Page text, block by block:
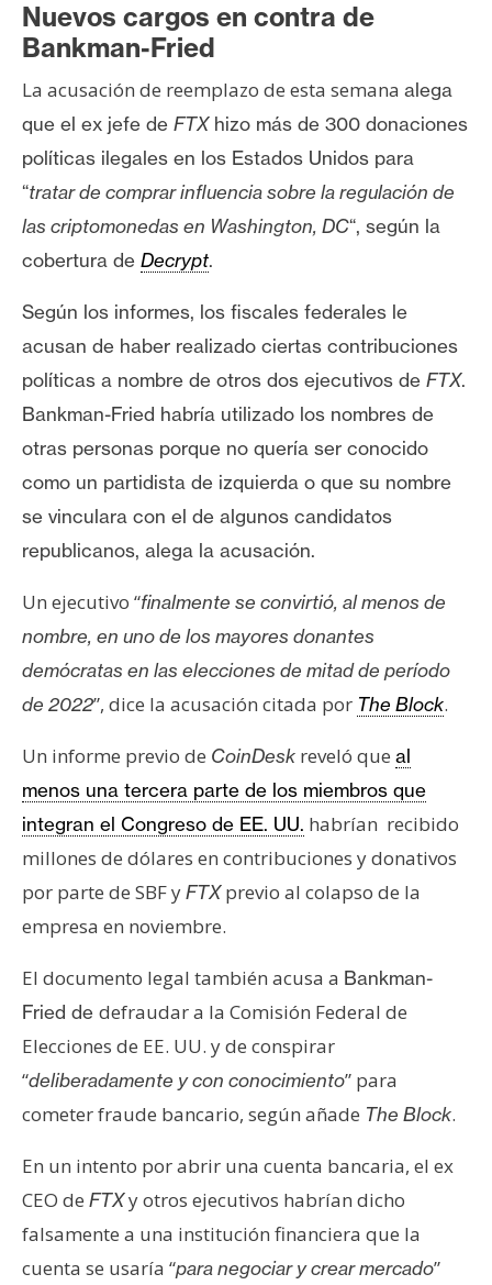
e
c
r
s
o
s
C
n
t
a
t
o
y
P
u
b
l
c
i
d
d
Nuevos cargos en contra de
Bankman-Fried
La acusación de reemplazo de esta semana alega
que el ex jefe de FTXhizo más de 300 donaciones
políticas ilegales en los Estados Unidos para
“tratar de comprar influencia sobre la regulación de
las criptomonedas en Washington, DC“, según la
cobertura de Decrypt.
Según los informes, los fiscales federales le
acusan de haber realizado ciertas contribuciones
políticas a nombre de otros dos ejecutivos de FTX.
Bankman-Fried habría utilizado los nombres de
otras personas porque no quería ser conocido
como un partidista de izquierda o que su nombre
se vinculara con el de algunos candidatos
republicanos, alega la acusación.
Un ejecutivo “finalmente se convirtió, al menos de
nombre, en uno de los mayores donantes
demócratas en las elecciones de mitad de período
de 2022”, dice la acusación citada por The Block.
Un informe previo de CoinDesk reveló que al
menos una tercera parte de los miembros que
integran el Congreso de EE. UU. habrían recibido
millones de dólares en contribuciones y donativos
por parte de SBF yFTXprevio al colapso de la
empresa en noviembre.
El documento legal también acusa a Bankman-
Fried de defraudar a la Comisión Federal de
Elecciones de EE. UU. y de conspirar
“deliberadamente y con conocimiento” para
cometer fraude bancario, según añade The Block.
En un intento por abrir una cuenta bancaria, el ex
CEO de FTXy otros ejecutivos habrían dicho
falsamente a una institución financiera que la
cuenta se usaría “para negociar y crear mercado”